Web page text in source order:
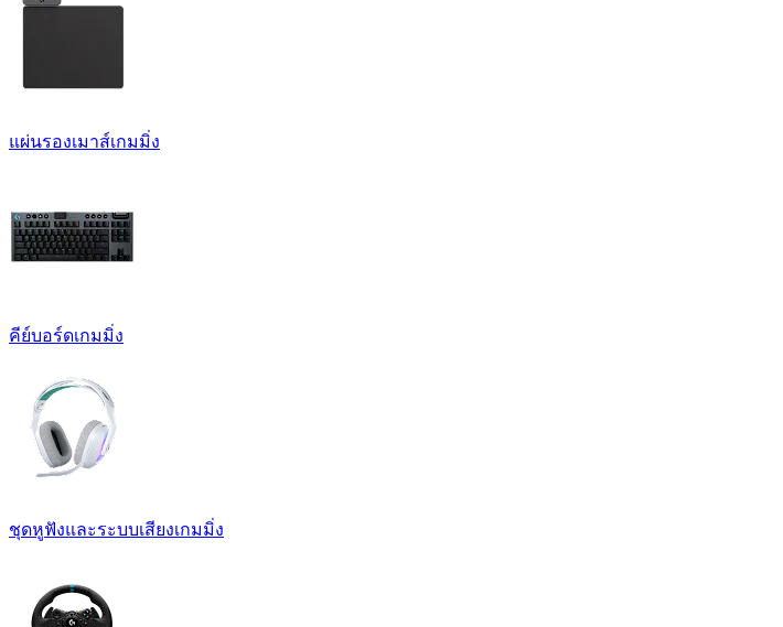
แผ่นรองเมาส์เกมมิ่ง
คีย์บอร์ดเกมมิ่ง
ชุดหูฟังและระบบเสียงเกมมิ่ง